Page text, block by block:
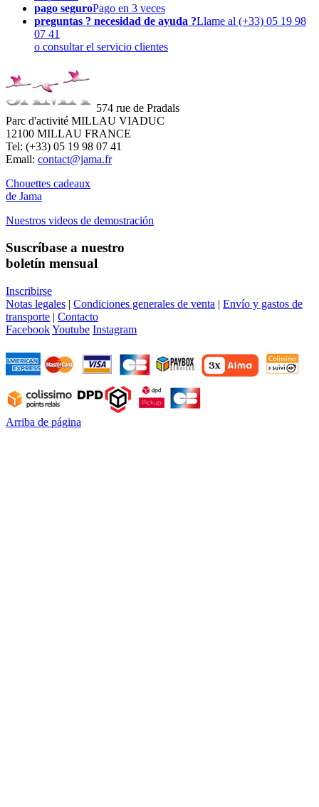
pago seguroPago en 3 veces
preguntas ? necesidad de ayuda ?Llame al (+33) 05 19 98
07 41
o consultar el servicio clientes
574 rue de Pradals
Parc d'activité MILLAU VIADUC
12100 MILLAU FRANCE
Tel: (+33) 05 19 98 07 41
Email: contact@jama.fr
Chouettes cadeaux
de Jama
Nuestros videos de demostración
Suscríbase a nuestro
boletín mensual
Inscribirse
Notas legales | Condiciones generales de venta | Envío y gastos de
transporte | Contacto
FacebookYoutube Instagram
Arriba de página